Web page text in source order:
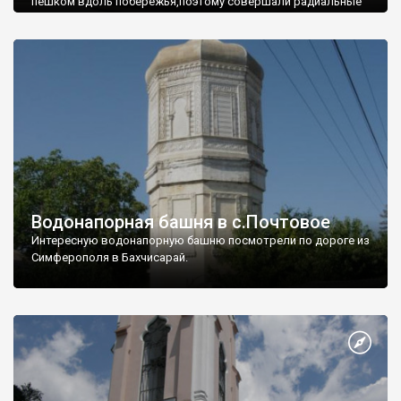
Водонапорная башня в с.Почтовое
Интересную водонапорную башню посмотрели по дороге из
Симферополя в Бахчисарай.